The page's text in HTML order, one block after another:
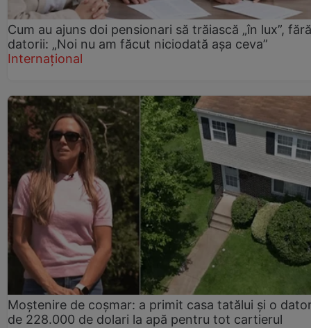
Cum au ajuns doi pensionari să trăiască „în lux”, fără
datorii: „Noi nu am făcut niciodată așa ceva”
Internațional
Moștenire de coșmar: a primit casa tatălui și o
de 228.000 de dolari la apă pentru tot cartierul